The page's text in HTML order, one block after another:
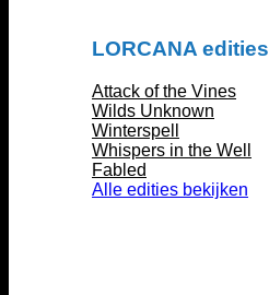
LORCANA edities
Attack of the Vines
Wilds Unknown
Winterspell
Whispers in the Well
Fabled
Alle edities bekijken